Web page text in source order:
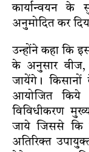
कार्यान्वयन
अनुमोदित कर
उन्होंने कहा कि
के अनुसार वीज,
जायेंगे। किसानों
आयोजित
विविधीकरण
जाये जिससे कि
अतिरिक्त